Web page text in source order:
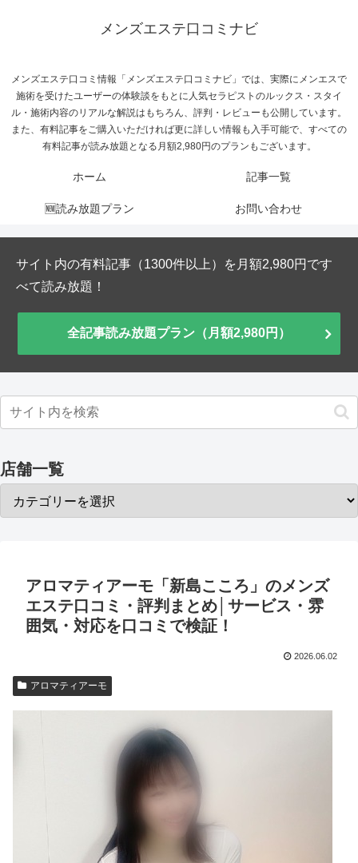
メンズエステ口コミナビ
メンズエステ口コミ情報「メンズエステ口コミナビ」では、実際にメンエスで
施術を受けたユーザーの体験談をもとに人気セラピストのルックス・スタイ
ル・施術内容のリアルな解説はもちろん、評判・レビューも公開しています。
また、有料記事をご購入いただければ更に詳しい情報も入手可能で、すべての
有料記事が読み放題となる月額2,980円のプランもございます。
ホーム 記事一覧
🆕読み放題プラン お問い合わせ
サイト内の有料記事（1300件以上）を月額2,980円です
べて読み放題！
全記事読み放題プラン（月額2,980円）
店舗一覧
アロマティアーモ「新島こころ」のメンズ
エステ口コミ・評判まとめ│サービス・雰
囲気・対応を口コミで検証！
2026.06.02
アロマティアーモ